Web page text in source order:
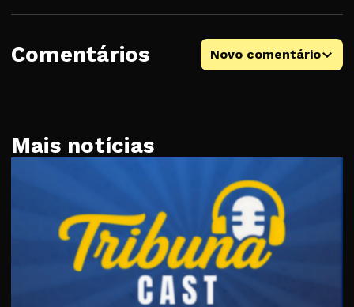
Comentários Novo comentário
Mais notícias